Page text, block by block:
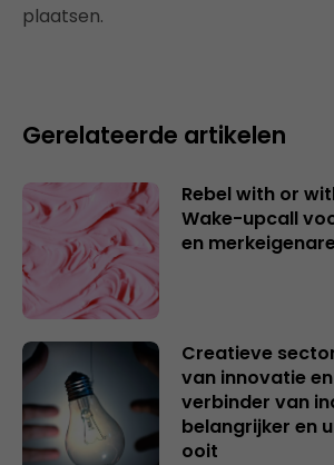
plaatsen.
Gerelateerde artikelen
Rebel with or
Wake-upcall
en
Creatieve
van innovatie
verbinder van
belangrijker en
ooit